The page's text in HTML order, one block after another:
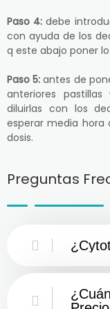
Paso 4: debe
con ayuda de los
q este abajo poner
Paso 5: antes de
anteriores
diluirlas con los
esperar media hora
dosis.
Preguntas